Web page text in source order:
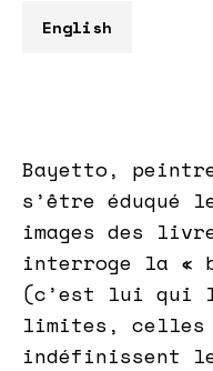
English
Bayetto,
s’être éduqué
images des
interroge la «
(c’est lui qui
limites, celles
indéfinissent